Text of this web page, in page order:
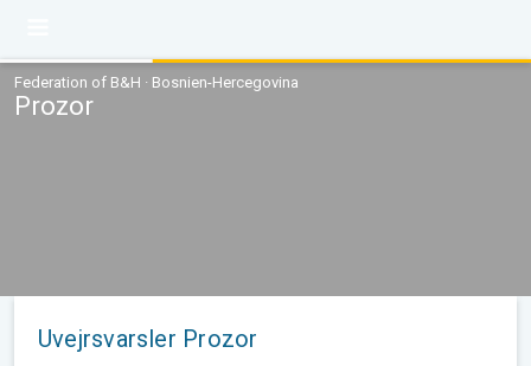
Federation of B&H · Bosnien-Hercegovina
Prozor
Uvejrsvarsler Prozor